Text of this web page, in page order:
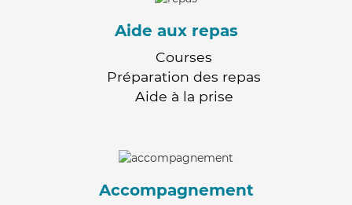
Aide aux repas
Courses
Préparation des repas
Aide à la prise
Accompagnement